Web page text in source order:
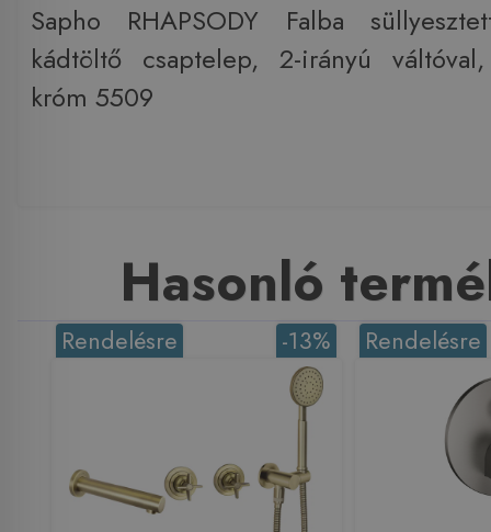
Sapho RHAPSODY Falba
kádtöltő csaptelep, 2-irányú
króm 5509
Hasonló
-13%
Rendelésre Rendelésre